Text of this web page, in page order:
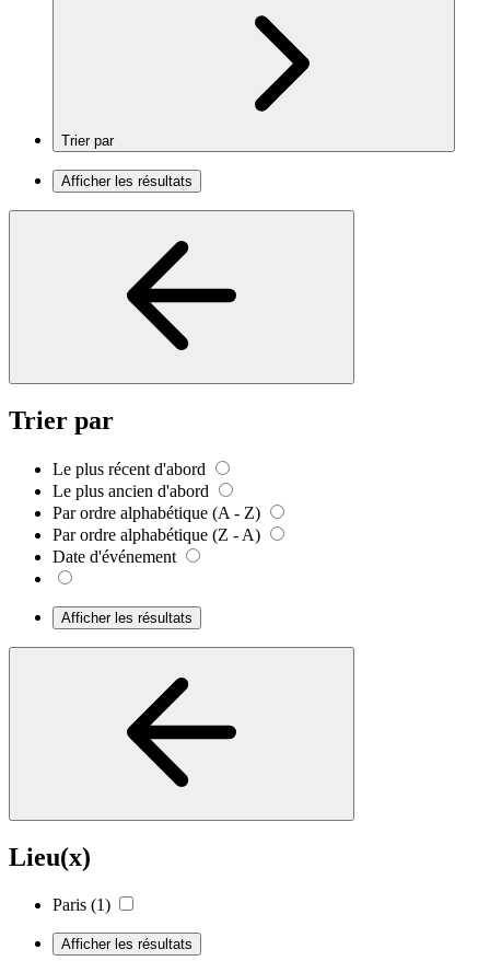
Trier par
Afficher les résultats
Trier par
Le plus récent d'abord
Le plus ancien d'abord
Par ordre alphabétique (A - Z)
Par ordre alphabétique (Z - A)
Date d'événement
Afficher les résultats
Lieu(x)
Paris (1)
Afficher les résultats